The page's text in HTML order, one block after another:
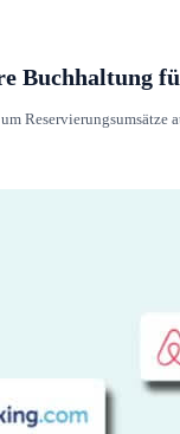
Buchhaltung